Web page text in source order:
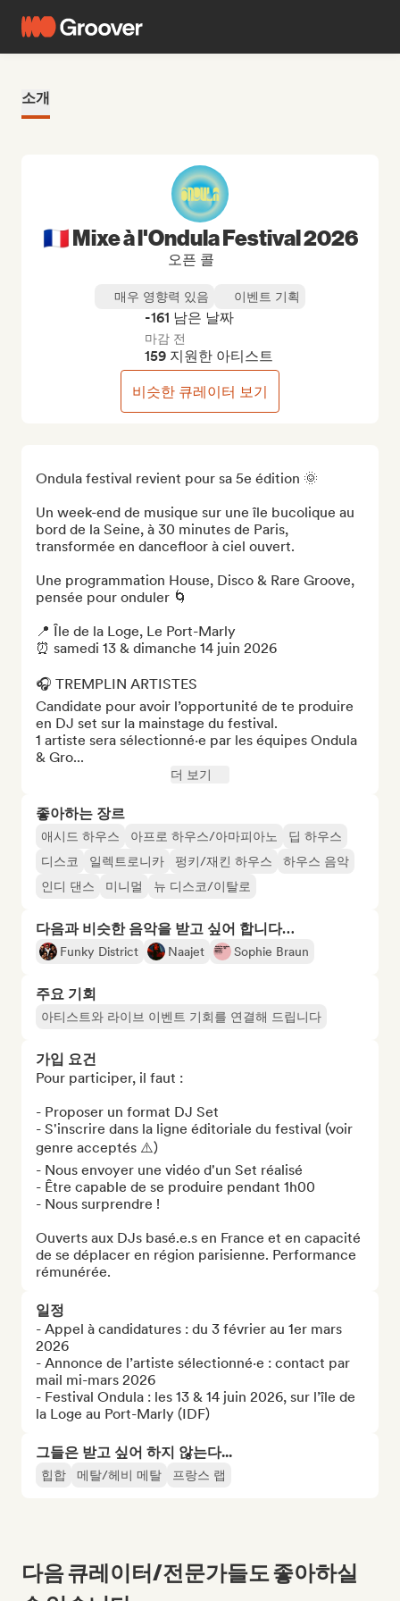
소개
Ondula festival revient pour sa 5e édition 🌞
Un week-end de musique sur une île bucolique au
bord de la Seine, à 30 minutes de Paris,
transformée en dancefloor à ciel ouvert.
Une programmation House, Disco & Rare Groove,
pensée pour onduler 🌀
📍 Île de la Loge, Le Port-Marly
⏰ samedi 13 & dimanche 14 juin 2026
🎧 TREMPLIN ARTISTES
Candidate pour avoir l’opportunité de te produire
en DJ set sur la mainstage du festival.
1 artiste sera sélectionné·e par les équipes Ondula
& Gro...
더 보기
좋아하는 장르
애시드 하우스 아프로 하우스/아마피아노
딥 하우스
디스코
일렉트로니카 펑키/재킨 하우스
하우스 음악
인디 댄스
미니멀 뉴 디스코/이탈로
다음과 비슷한 음악을 받고 싶어 합니다…
Funky District Naajet Sophie Braun
주요 기회
아티스트와 라이브 이벤트 기회를 연결해 드립니다
가입 요건
Pour participer, il faut :
- Proposer un format DJ Set
- S'inscrire dans la ligne éditoriale du festival (voir
genre acceptés ⚠️)
- Nous envoyer une vidéo d'un Set réalisé
- Être capable de se produire pendant 1h00
- Nous surprendre !
Ouverts aux DJs basé.e.s en France et en capacité
de se déplacer en région parisienne. Performance
rémunérée.
일정
- Appel à candidatures : du 3 février au 1er mars
2026
- Annonce de l’artiste sélectionné·e : contact par
mail mi-mars 2026
- Festival Ondula : les 13 & 14 juin 2026, sur l’île de
la Loge au Port-Marly (IDF)
그들은 받고 싶어 하지 않는다...
힙합 메탈/헤비 메탈 프랑스 랩
🇫🇷 Mixe à l'Ondula Festival 2026
오픈 콜
매우 영향력 있음 이벤트 기획
-161 남은 날짜
마감 전
159 지원한 아티스트
비슷한 큐레이터 보기
다음 큐레이터/전문가들도 좋아하실